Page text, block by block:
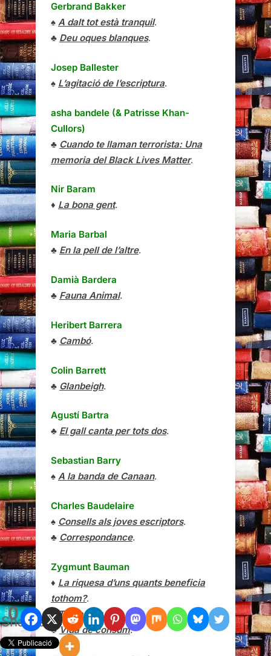
0
Shares
Gerbrand Bakker
♠ A dalt tot està tranquil.
♣ Deu oques blanques.
Josep Ballester
♠ L’agitació de l’escriptura.
asha bandele (& Patrisse Khan-
Cullors)
♣ Cuando te llaman terrorista: Una
memoria del Black Lives Matter.
Nir Baram
♦ La bona gent.
Maria Barbal
♣ En la pell de l’altre.
Damià Bardera
♣ Fauna Animal.
Heribert Barrera
♣ Cambó.
Colin Barrett
♣ Glanbeigh.
Agustí Bartra
♣ El gall canta per tots dos.
Sebastian Barry
♠ A la banda de Canaan.
Charles Baudelaire
♠ Consells als joves escriptors.
♣ Correspondance.
Zygmunt Bauman
♦ La riquesa d’uns quants beneficia
tothom?.
♠Temps líquids.
♣Vida de consum.